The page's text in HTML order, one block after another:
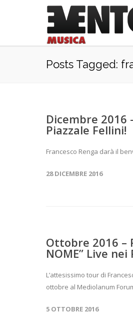
Posts Tagged:
Dicembre 2016
Piazzale Fellini!
Francesco Renga darà il
28 DICEMBRE 2016
Ottobre 2016 –
NOME” Live
L’attesissimo tour di
ottobre al Mediolanum
5 OTTOBRE 2016